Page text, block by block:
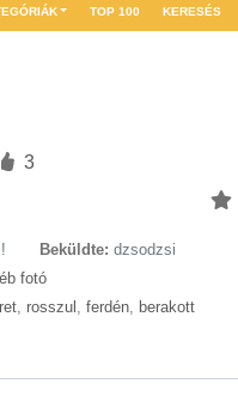
TOP 100 KERESÉS
3
Beküldte: dzsodzsi
fotó
, rosszul , ferdén, berakott